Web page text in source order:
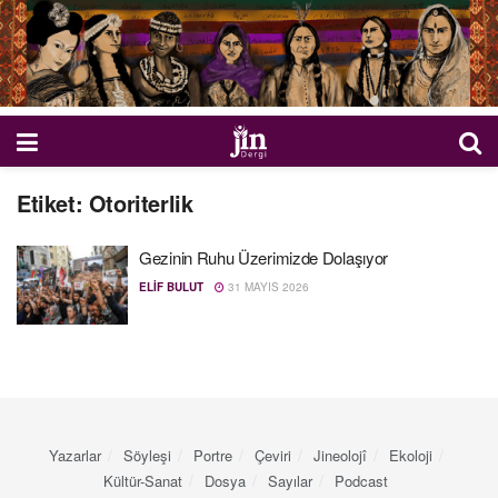
Etiket: Otoriterlik
Gezinin Ruhu Üzerimizde Dolaşıyor
ELIF BULUT 31 MAYIS 2026
Yazarlar Söyleşi Portre Çeviri Jineolojî
Ekoloji
Kültür-Sanat
Dosya Sayılar Podcast